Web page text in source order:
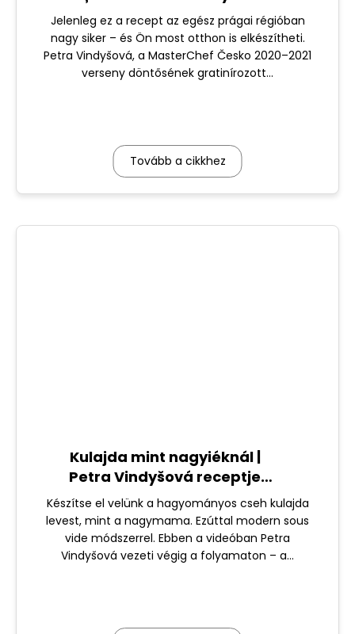
(MasterChef) cu Salente
ChefMax
Jelenleg ez a recept az egész prágai régióban
nagy siker – és Ön most otthon is elkészítheti.
Petra Vindyšová, a MasterChef Česko 2020–2021
verseny döntősének gratinírozott...
Tovább a cikkhez
Kulajda mint nagyiéknál |
Petra Vindyšová receptje
(MasterChef)
Készítse el velünk a hagyományos cseh kulajda
levest, mint a nagymama. Ezúttal modern sous
vide módszerrel. Ebben a videóban Petra
Vindyšová vezeti végig a folyamaton – a...